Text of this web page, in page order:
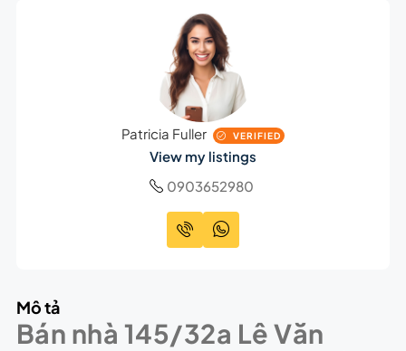
Patricia Fuller VERIFIED
View my listings
0903652980
Mô tả
Bán nhà 145/32a Lê Văn